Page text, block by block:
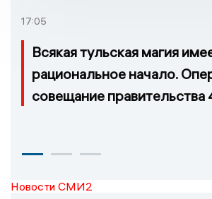
17:05
Всякая тульская магия
рациональное начало.
совещание правительства
Новости СМИ2